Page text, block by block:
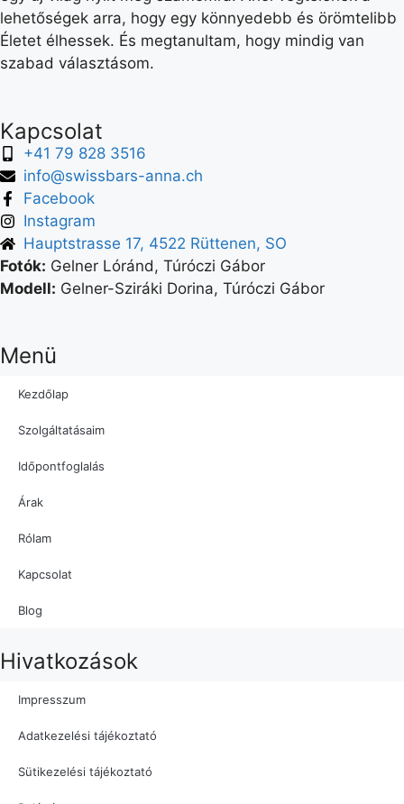
lehetőségek arra, hogy egy könnyedebb és örömtelibb
Életet élhessek. És megtanultam, hogy mindig van
szabad választásom.
Kapcsolat
+41 79 828 3516
info@swissbars-anna.ch
Facebook
Instagram
Hauptstrasse 17, 4522 Rüttenen, SO
Fotók: Gelner Lóránd, Túróczi Gábor
Modell: Gelner-Sziráki Dorina, Túróczi Gábor
Menü
Kezdőlap
Szolgáltatásaim
Időpontfoglalás
Árak
Rólam
Kapcsolat
Blog
Hivatkozások
Impresszum
Adatkezelési tájékoztató
Sütikezelési tájékoztató